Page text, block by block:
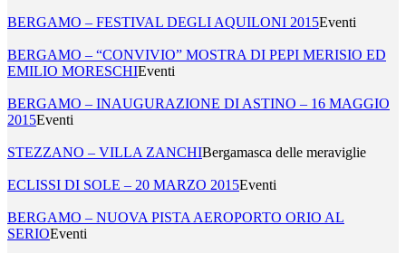
BERGAMO – FESTIVAL DEGLI AQUILONI 2015Eventi
BERGAMO – “CONVIVIO” MOSTRA DI PEPI MERISIO ED
EMILIO MORESCHIEventi
BERGAMO – INAUGURAZIONE DI ASTINO – 16 MAGGIO
2015Eventi
STEZZANO – VILLA ZANCHIBergamasca delle meraviglie
ECLISSI DI SOLE – 20 MARZO 2015Eventi
BERGAMO – NUOVA PISTA AEROPORTO ORIO AL
SERIOEventi